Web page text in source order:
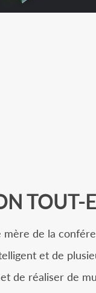
TOUT-
de la
et de
de réaliser de